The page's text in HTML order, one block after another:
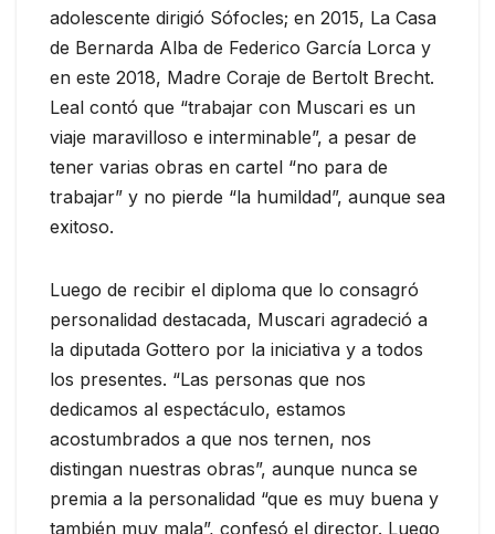
adolescente dirigió Sófocles; en 2015, La Casa
de Bernarda Alba de Federico García Lorca y
en este 2018, Madre Coraje de Bertolt Brecht.
Leal contó que “trabajar con Muscari es un
viaje maravilloso e interminable”, a pesar de
tener varias obras en cartel “no para de
trabajar” y no pierde “la humildad”, aunque sea
exitoso.
Luego de recibir el diploma que lo consagró
personalidad destacada, Muscari agradeció a
la diputada Gottero por la iniciativa y a todos
los presentes. “Las personas que nos
dedicamos al espectáculo, estamos
acostumbrados a que nos ternen, nos
distingan nuestras obras”, aunque nunca se
premia a la personalidad “que es muy buena y
también muy mala”, confesó el director. Luego